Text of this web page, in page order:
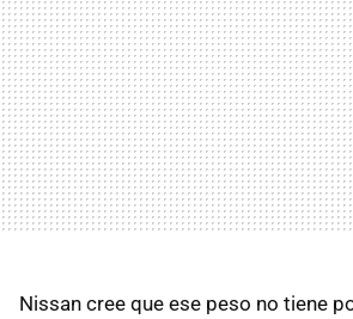
Nissan cree que ese peso no tiene